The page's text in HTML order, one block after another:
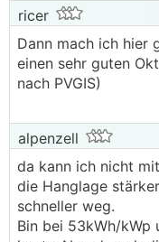
ricer
Dann mach ich hier
einen sehr guten
nach PVGIS)
alpenzell
da kann ich nicht
die Hanglage
schneller weg.
Bin bei 53kWh/kWp